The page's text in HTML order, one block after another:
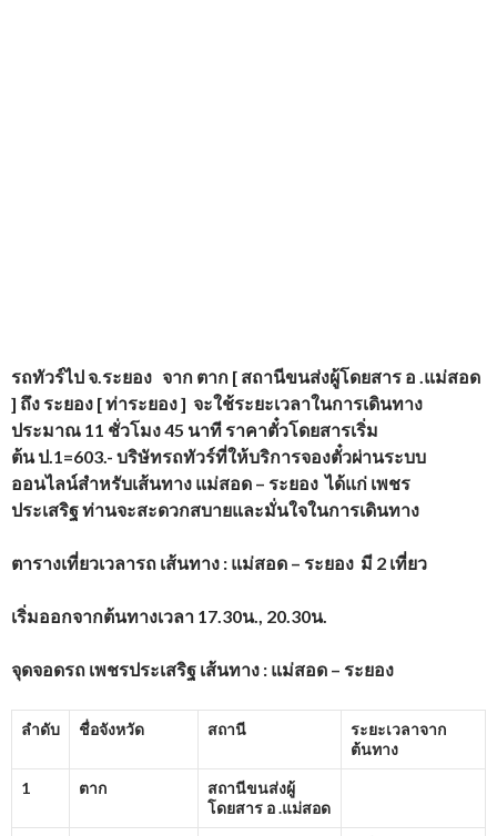
รถทัวร์ไป จ.ระยอง จาก ตาก [ สถานีขนส่งผู้โดยสาร อ .แม่สอด
] ถึง ระยอง [ ท่าระยอง ] จะใช้ระยะเวลาในการเดินทาง
ประมาณ 11 ชั่วโมง 45 นาที ราคาตั๋วโดยสารเริ่ม
ต้น ป.1=603.- บริษัทรถทัวร์ที่ให้บริการจองตั๋วผ่านระบบ
ออนไลน์สำหรับเส้นทาง แม่สอด – ระยอง ได้แก่ เพชร
ประเสริฐ ท่านจะสะดวกสบายและมั่นใจในการเดินทาง
ตารางเที่ยวเวลารถ เส้นทาง : แม่สอด – ระยอง มี 2 เที่ยว
เริ่มออกจากต้นทางเวลา 17.30น., 20.30น.
จุดจอดรถ เพชรประเสริฐ เส้นทาง : แม่สอด – ระยอง
ลำดับ ชื่อจังหวัด สถานี
ระยะเวลาจาก
ต้นทาง
1 ตาก
สถานีขนส่งผู้
โดยสาร อ .แม่สอด